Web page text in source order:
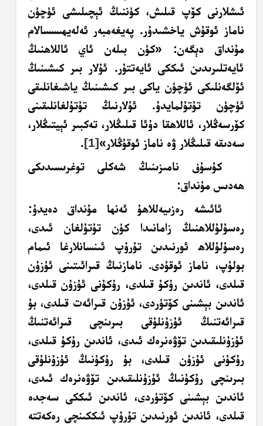
ئىشلارنى كۆپ قىلىش، كۈننىڭ ئېچىلىشى ئۈچۈن
ناماز ئوقۇش ياخشىدۇر. پەيغەمبەر ئەلەيھىسسالام
مۇنداق دېگەن: «كۈن بىلەن ئاي ئاللاھنىڭ
ئايەتلىرىدىن ئىككى ئايەتتۇر. ئۇلار بىر كىشىنىڭ
ئۆلگەنلىكى ئۈچۈن ياكى بىر كىشىنىڭ ياشىغانلىقى
ئۈچۈن تۇتۇلمايدۇ. ئۇلارنىڭ تۇتۇلغانلىقىنى
كۆرسەڭلار، ئاللاھقا دۇئا قىلىڭلار، تەكبىر ئېيتىڭلار،
سەدىقە قىلىڭلار ۋە ناماز ئوقۇڭلار»[1]
.
كۇسۇف نامىزىنىڭ شەكلى توغرىسىدىكى
ھەدىس مۇنداق:
ئائىشە رەزىيەللاھۇ ئەنھا مۇنداق دەيدۇ:
رەسۇلۇللاھنىڭ زامانىدا كۈن تۇتۇلغان ئىدى،
رەسۇلۇللاھ ئورنىدىن تۇرۇپ ئىنسانلارغا ئىمام
بولۇپ، ناماز ئوقۇدى. نامازنىڭ قىرائىتىنى ئۇزۇن
قىلدى، ئاندىن رۇكۇ قىلدى، رۇكۇنى ئۇزۇن قىلدى،
ئاندىن بېشىنى كۆتۈردى، ئۇزۇن قىرائەت قىلدى، بۇ
قىرائەتنىڭئۇزۇنلۇقى بىرىنچى قىرائەتنىڭ
ئۇزۇنلىقىدىن تۆۋەنرەك ئىدى، ئاندىن رۇكۇ قىلدى،
رۇكۇنى ئۇزۇن قىلدى، بۇ رۇكۇنىڭئۇزۇنلۇقى
بىرىنچى رۇكۇنىڭ ئۇزۇنلىقىدىن تۆۋەنرەك ئىدى،
ئاندىن بېشىنى كۆتۈردى، ئاندىن ئىككى سەجدە
قىلدى، ئاندىن ئورنىدىن تۇرۇپ ئىككىنچى رەكەتتە